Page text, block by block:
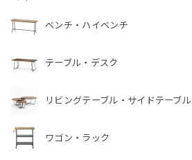
ベンチ・ハイベンチ
テーブル・デスク
リビングテーブル・サイドテーブル
ワゴン・ラック